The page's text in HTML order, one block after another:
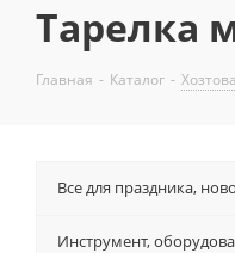
Тарелка
Главная - Каталог -
Все для праздника,
Инструмент,